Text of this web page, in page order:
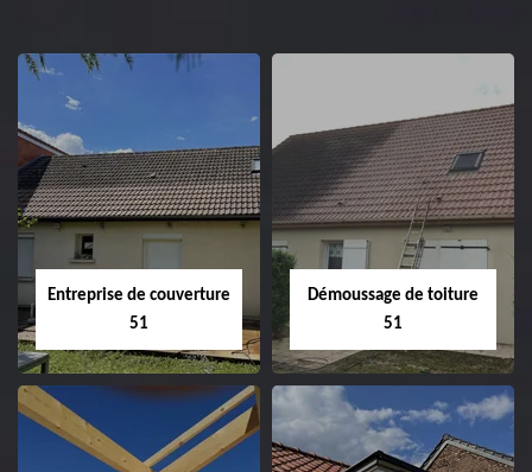
Entreprise de couverture
51
Démoussage de toiture
51